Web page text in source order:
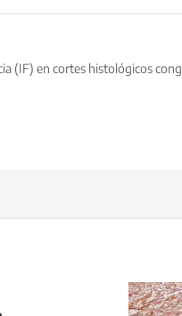
(IF) en cortes histológicos